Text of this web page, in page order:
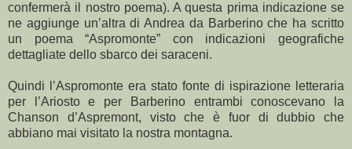
confermerà il nostro poema). A questa prima indicazione se
ne aggiunge un’altra di Andrea da Barberino che ha scritto
un poema “Aspromonte” con indicazioni geografiche
dettagliate dello sbarco dei saraceni.
Quindi l’Aspromonte era stato fonte di ispirazione letteraria
per l’Ariosto e per Barberino entrambi conoscevano la
Chanson d’Aspremont, visto che è fuor di dubbio che
abbiano mai visitato la nostra montagna.